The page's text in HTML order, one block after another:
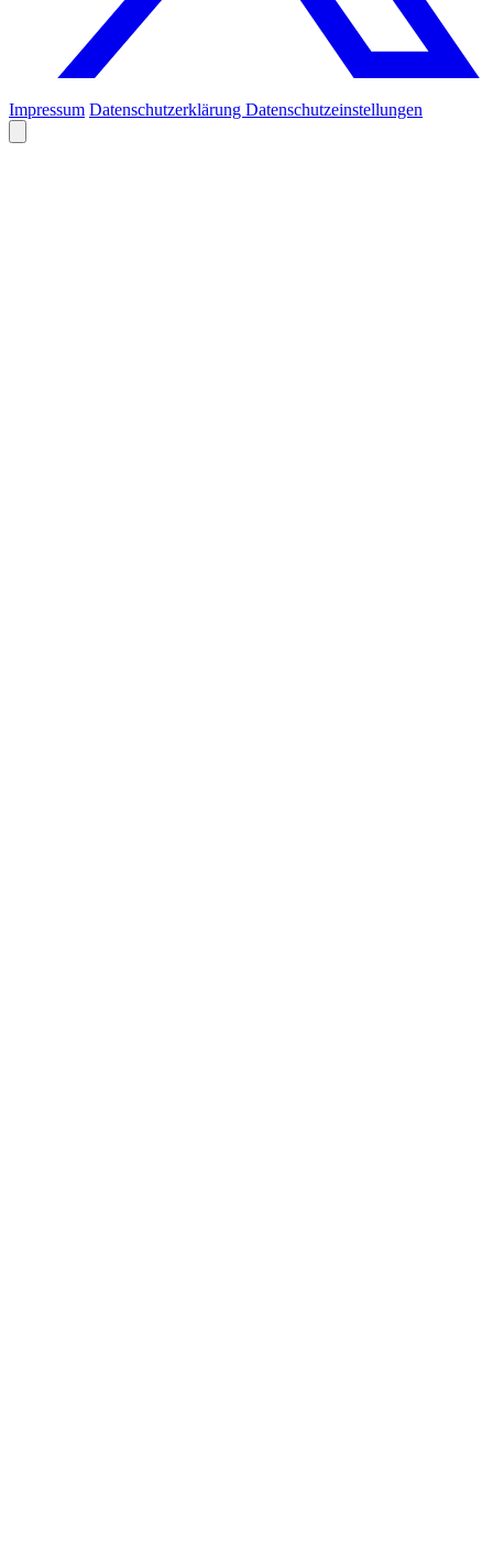
Impressum Datenschutzerklärung Datenschutzeinstellungen